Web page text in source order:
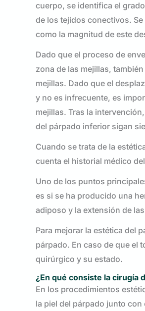
cuerpo, se identifica el
de los tejidos conectivos.
como la magnitud de este
Dado que el proceso de
zona de las mejillas,
mejillas. Dado que el
y no es infrecuente, es
mejillas. Tras la
del párpado inferior sigan
Cuando se trata de la
cuenta el historial médico
Uno de los puntos
es si se ha producido una
adiposo y la extensión de
Para mejorar la estética del
párpado. En caso de que el
quirúrgico y su estado.
¿En qué consiste la cirugía
En los procedimientos
la piel del párpado junto